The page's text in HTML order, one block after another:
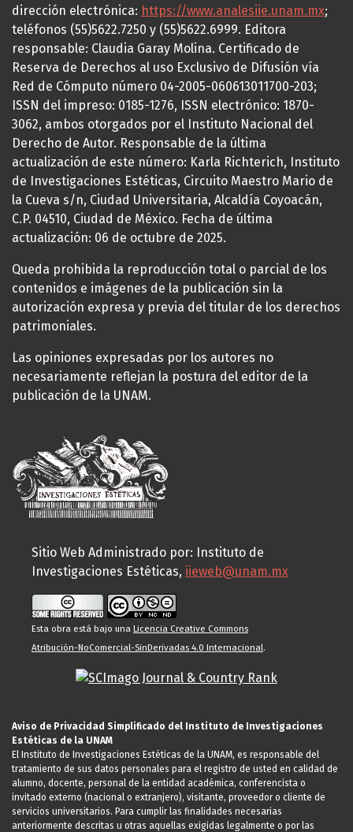
dirección electrónica: https://www.analesiie.unam.mx;
teléfonos (55)5622.7250 y (55)5622.6999. Editora
responsable: Claudia Garay Molina. Certificado de
Reserva de Derechos al uso Exclusivo de Difusión vía
Red de Cómputo número 04-2005-060613011700-203;
ISSN del impreso: 0185-1276, ISSN electrónico: 1870-
3062, ambos otorgados por el Instituto Nacional del
Derecho de Autor. Responsable de la última
actualización de este número: Karla Richterich, Instituto
de Investigaciones Estéticas, Circuito Maestro Mario de
la Cueva s/n, Ciudad Universitaria, Alcaldía Coyoacán,
C.P. 04510, Ciudad de México. Fecha de última
actualización: 06 de octubre de 2025.
Queda prohibida la reproducción total o parcial de los
contenidos e imágenes de la publicación sin la
autorización expresa y previa del titular de los derechos
patrimoniales.
Las opiniones expresadas por los autores no
necesariamente reflejan la postura del editor de la
publicación de la UNAM.
Sitio Web Administrado por: Instituto de
Investigaciones Estéticas, iieweb@unam.mx
Esta obra está bajo una Licencia Creative Commons
Atribución-NoComercial-SinDerivadas 4.0 Internacional.
Aviso de Privacidad Simplificado del Instituto de Investigaciones
Estéticas de la UNAM
El Instituto de Investigaciones Estéticas de la UNAM, es responsable del
tratamiento de sus datos personales para el registro de usted en calidad de
alumno, docente, personal de la entidad académica, conferencista o
invitado externo (nacional o extranjero), visitante, proveedor o cliente de
servicios universitarios. Para cumplir las finalidades necesarias
anteriormente descritas u otras aquellas exigidas legalmente o por las